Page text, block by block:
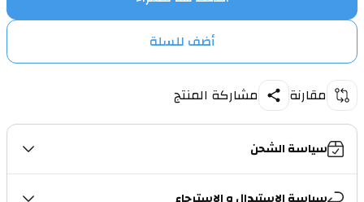
أضف للسلة
مقارنة مشاركة المنتج
سياسة الشحن